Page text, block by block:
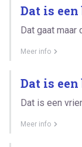
Dat is
Dat gaat maar
Meer info
Dat is
Dat is een
Meer info